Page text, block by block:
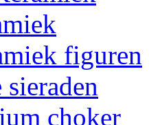
figuren
choker